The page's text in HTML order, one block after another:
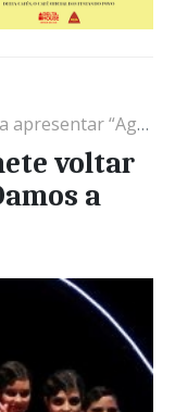
a Segunda” ao público
voltar
a